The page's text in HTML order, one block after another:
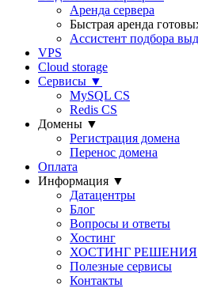
Аренда сервера
Быстрая аренда
Ассистент подбора
VPS
Cloud storage
Сервисы ▼
MySQL CS
Redis CS
Домены ▼
Регистрация домена
Перенос домена
Оплата
Информация ▼
Датацентры
Блог
Вопросы и ответы
Хостинг
ХОСТИНГ РЕШЕНИЯ
Полезные сервисы
Контакты